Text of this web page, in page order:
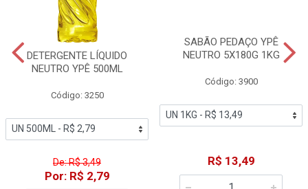
DETERGENTE LÍQUIDO
NEUTRO YPÊ 500ML
Código: 3250
De: R$ 3,49
Por: R$ 2,79
SABÃO PEDAÇO YPÊ
NEUTRO 5X180G 1KG
Código: 3900
R$ 13,49